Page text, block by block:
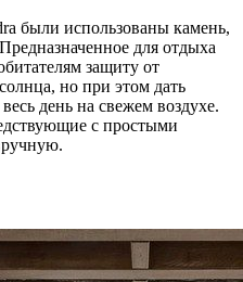
были использованы камень,
для отдыха
защиту от
но при этом дать
день на свежем воздухе.
с простыми